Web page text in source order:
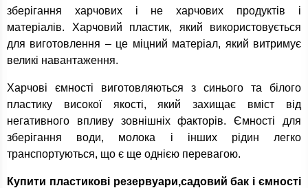
зберігання харчових і не харчових продуктів і
матеріалів. Харчовий пластик, який використовується
для виготовлення – це міцний матеріал, який витримує
великі навантаження.
Харчові ємності виготовляються з синього та білого
пластику високої якості, який захищає вміст від
негативного впливу зовнішніх факторів. Ємності для
зберігання води, молока і інших рідин легко
транспортуються, що є ще однією перевагою.
Купити пластикові резервуари,садовий бак і ємності